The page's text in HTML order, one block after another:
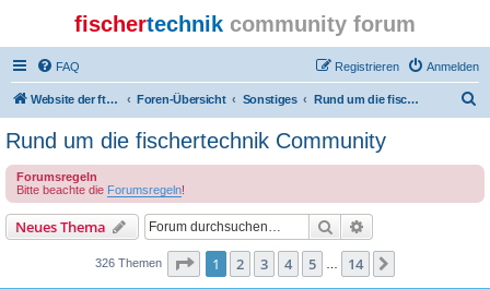
fischertechnik community forum
FAQ Anmelden
Registrieren
Website der ftcommunity Foren-Übersicht Sonstiges Rund um die fischertechnik Community
e
Rund um die fischertechnik Community
Forumsregeln
Bitte beachte die Forumsregeln!
Neues Thema Suche
326 Themen Seite 1von 14
1 2 3 4 5 14